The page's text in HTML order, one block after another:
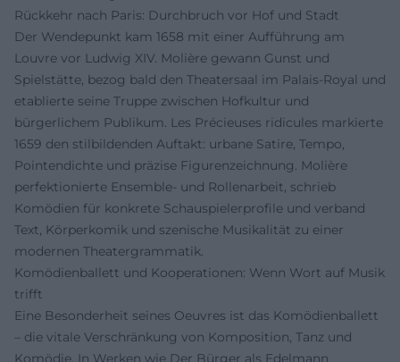
Rückkehr nach Paris: Durchbruch vor Hof und Stadt
Der Wendepunkt kam 1658 mit einer Aufführung am
Louvre vor Ludwig XIV. Molière gewann Gunst und
Spielstätte, bezog bald den Theatersaal im Palais-Royal und
etablierte seine Truppe zwischen Hofkultur und
bürgerlichem Publikum. Les Précieuses ridicules markierte
1659 den stilbildenden Auftakt: urbane Satire, Tempo,
Pointendichte und präzise Figurenzeichnung. Molière
perfektionierte Ensemble- und Rollenarbeit, schrieb
Komödien für konkrete Schauspielerprofile und verband
Text, Körperkomik und szenische Musikalität zu einer
modernen Theatergrammatik.
Komödienballett und Kooperationen: Wenn Wort auf Musik
trifft
Eine Besonderheit seines Oeuvres ist das Komödienballett
– die vitale Verschränkung von Komposition, Tanz und
Komödie. In Werken wie Der Bürger als Edelmann